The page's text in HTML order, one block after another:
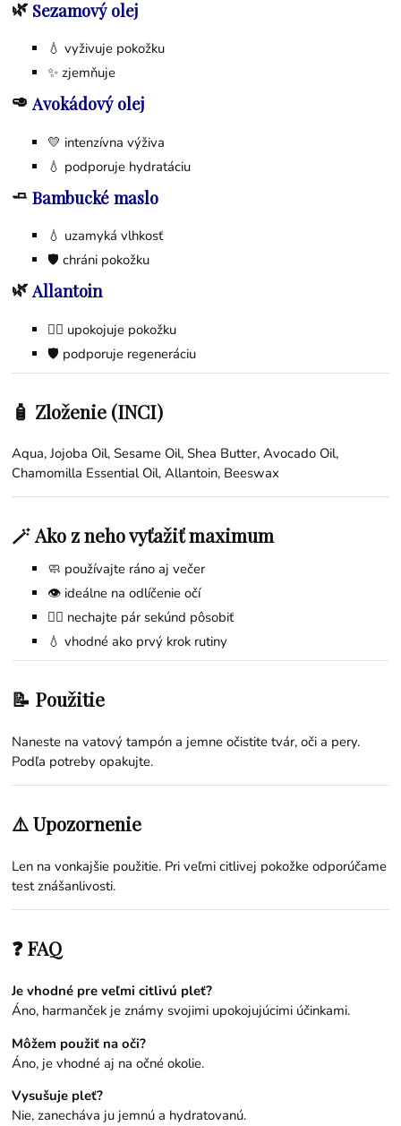
🌿 Sezamový olej
💧 vyživuje pokožku
✨ zjemňuje
🥑 Avokádový olej
💛 intenzívna výživa
💧 podporuje hydratáciu
🧈Bambucké maslo
💧 uzamyká vlhkosť
🛡 chráni pokožku
🌿 Allantoin
💆‍♀️ upokojuje pokožku
🛡 podporuje regeneráciu
🧴 Zloženie (INCI)
Aqua, Jojoba Oil, Sesame Oil, Shea Butter, Avocado Oil,
Chamomilla Essential Oil, Allantoin, Beeswax
🪄 Ako z neho vyťažiť maximum
🧼 používajte ráno aj večer
👁 ideálne na odlíčenie očí
💆‍♀️ nechajte pár sekúnd pôsobiť
💧 vhodné ako prvý krok rutiny
📝 Použitie
Naneste na vatový tampón a jemne očistite tvár, oči a pery.
Podľa potreby opakujte.
⚠️ Upozornenie
Len na vonkajšie použitie. Pri veľmi citlivej pokožke odporúčame
test znášanlivosti.
❓ FAQ
Je vhodné pre veľmi citlivú pleť?
Áno, harmanček je známy svojimi upokojujúcimi účinkami.
Môžem použiť na oči?
Áno, je vhodné aj na očné okolie.
Vysušuje pleť?
Nie, zanecháva ju jemnú a hydratovanú.